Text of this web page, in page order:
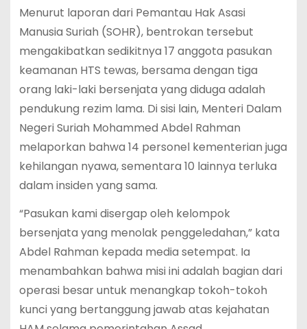
Menurut laporan dari Pemantau Hak Asasi
Manusia Suriah (SOHR), bentrokan tersebut
mengakibatkan sedikitnya 17 anggota pasukan
keamanan HTS tewas, bersama dengan tiga
orang laki-laki bersenjata yang diduga adalah
pendukung rezim lama. Di sisi lain, Menteri Dalam
Negeri Suriah Mohammed Abdel Rahman
melaporkan bahwa 14 personel kementerian juga
kehilangan nyawa, sementara 10 lainnya terluka
dalam insiden yang sama.
“Pasukan kami disergap oleh kelompok
bersenjata yang menolak penggeledahan,” kata
Abdel Rahman kepada media setempat. Ia
menambahkan bahwa misi ini adalah bagian dari
operasi besar untuk menangkap tokoh-tokoh
kunci yang bertanggung jawab atas kejahatan